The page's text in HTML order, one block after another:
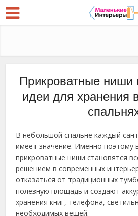
Прикроватные ниши
идеи для хранения
В небольшой спальне каждый
имеет значение. Именно поэтому
прикроватные ниши становятся
решением в современных
отказаться от традиционных
полезную площадь и создают
хранения книг, телефона,
необходимых вещей.